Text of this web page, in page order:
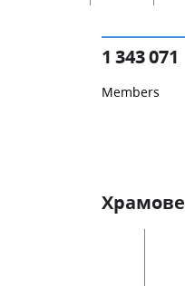
1 343 071
Members
Храмове